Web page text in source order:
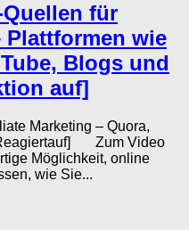
für
wie
Blogs und
auf]
Marketing – Quora,
Zum Video
Möglichkeit, online
wie Sie...